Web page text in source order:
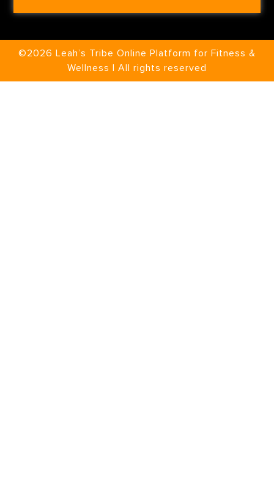
©2026 Leah’s Tribe Online Platform for Fitness &
Wellness | All rights reserved